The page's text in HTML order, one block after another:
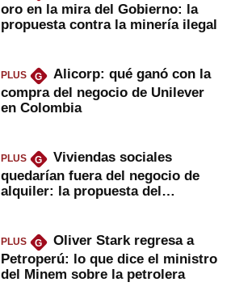
oro en la mira del Gobierno: la
propuesta contra la minería ilegal
PLUS G
Alicorp: qué ganó con la
compra del negocio de Unilever
en Colombia
PLUS G
Viviendas sociales
quedarían fuera del negocio de
alquiler: la propuesta del
PLUS G
Oliver Stark regresa a
Petroperú: lo que dice el ministro
del Minem sobre la petrolera